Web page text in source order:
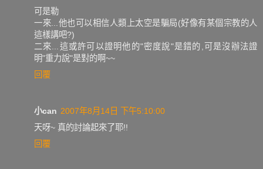
可是勒
一來...他也可以相信人類上太空是騙局(好像有某個宗教的人
這樣講吧?)
二來...這或許可以證明他的"密度說"是錯的,可是沒辦法證
明"重力說"是對的啊~~
回覆
小can 2007年8月14日 下午5:10:00
天呀~ 真的討論起來了耶!!
回覆